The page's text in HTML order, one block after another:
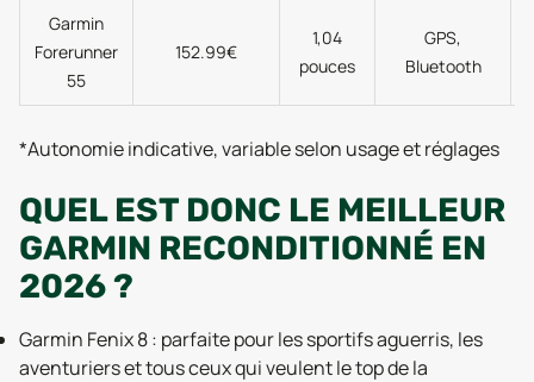
Garmin
Forerunner
55
152.99€
1,04
pouces
GPS,
Bluetooth
*Autonomie indicative, variable selon usage et réglages
QUEL EST DONC LE MEILLEUR
GARMIN RECONDITIONNÉ EN
2026 ?
Garmin Fenix 8 : parfaite pour les sportifs aguerris, les
aventuriers et tous ceux qui veulent le top de la